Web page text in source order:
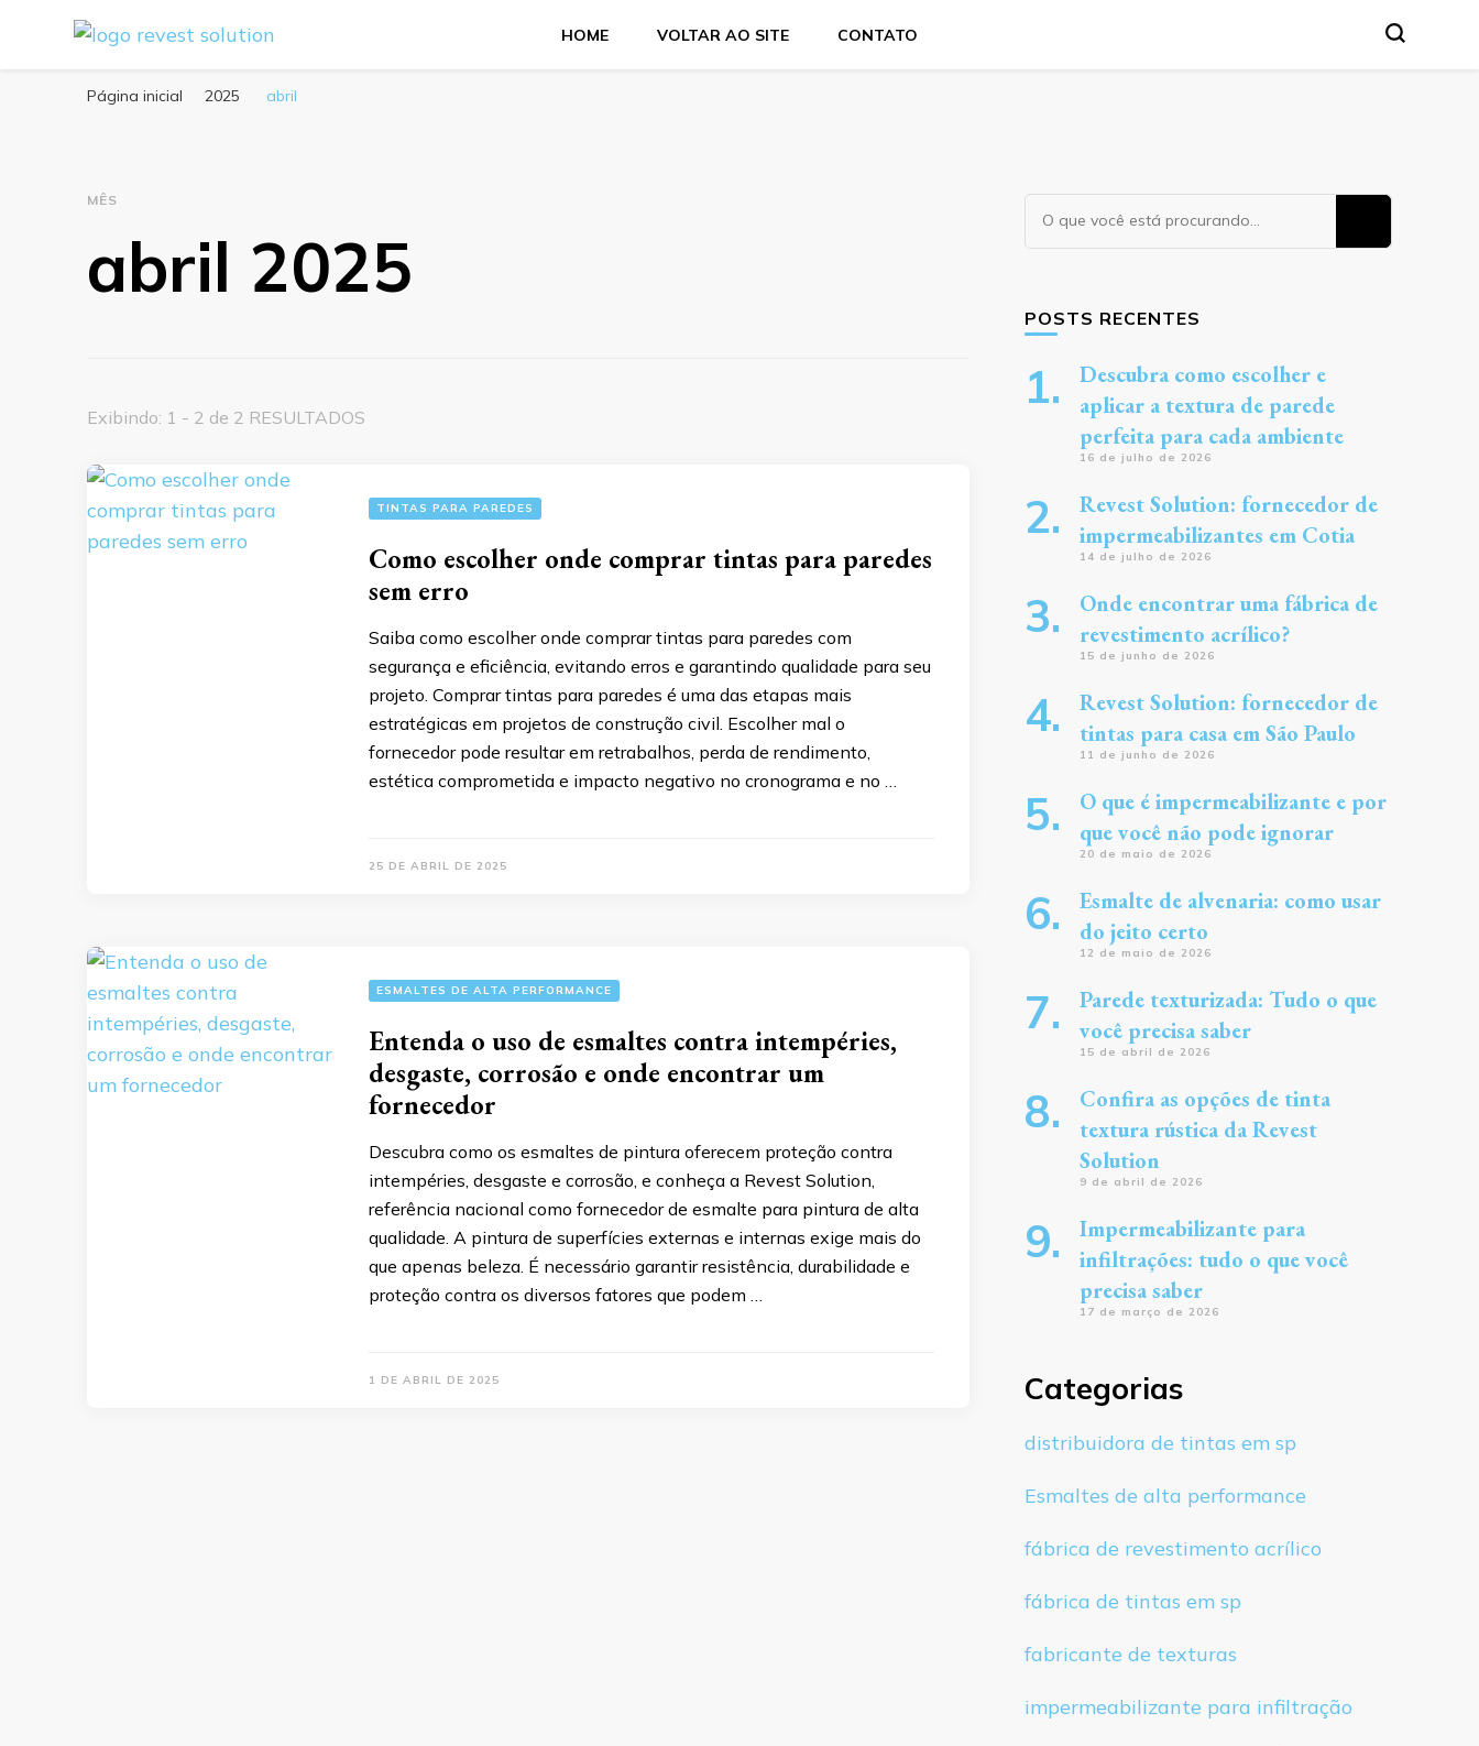
HOME VOLTAR AO SITE CONTATO
Página inicial 2025 abril
MÊS
abril 2025
Exibindo: 1 - 2 de 2 RESULTADOS
TINTAS PARA PAREDES
Como escolher onde comprar tintas para paredes
sem erro
Saiba como escolher onde comprar tintas para paredes com
segurança e eficiência, evitando erros e garantindo qualidade para seu
projeto. Comprar tintas para paredes é uma das etapas mais
estratégicas em projetos de construção civil. Escolher mal o
fornecedor pode resultar em retrabalhos, perda de rendimento,
estética comprometida e impacto negativo no cronograma e no …
25 DE ABRIL DE 2025
ESMALTES DE ALTA PERFORMANCE
Entenda o uso de esmaltes contra intempéries,
desgaste, corrosão e onde encontrar um
fornecedor
Descubra como os esmaltes de pintura oferecem proteção contra
intempéries, desgaste e corrosão, e conheça a Revest Solution,
referência nacional como fornecedor de esmalte para pintura de alta
qualidade. A pintura de superfícies externas e internas exige mais do
que apenas beleza. É necessário garantir resistência, durabilidade e
proteção contra os diversos fatores que podem …
1 DE ABRIL DE 2025
Procurando
algo?
POSTS RECENTES
Descubra como escolher e
aplicar a textura de parede
perfeita para cada ambiente
16 de julho de 2026
Revest Solution: fornecedor de
impermeabilizantes em Cotia
14 de julho de 2026
Onde encontrar uma fábrica de
revestimento acrílico?
15 de junho de 2026
Revest Solution: fornecedor de
tintas para casa em São Paulo
11 de junho de 2026
O que é impermeabilizante e por
que você não pode ignorar
20 de maio de 2026
Esmalte de alvenaria: como usar
do jeito certo
12 de maio de 2026
Parede texturizada: Tudo o que
você precisa saber
15 de abril de 2026
Confira as opções de tinta
textura rústica da Revest
Solution
9 de abril de 2026
Impermeabilizante para
infiltrações: tudo o que você
precisa saber
17 de março de 2026
Categorias
distribuidora de tintas em sp
Esmaltes de alta performance
fábrica de revestimento acrílico
fábrica de tintas em sp
fabricante de texturas
impermeabilizante para infiltração